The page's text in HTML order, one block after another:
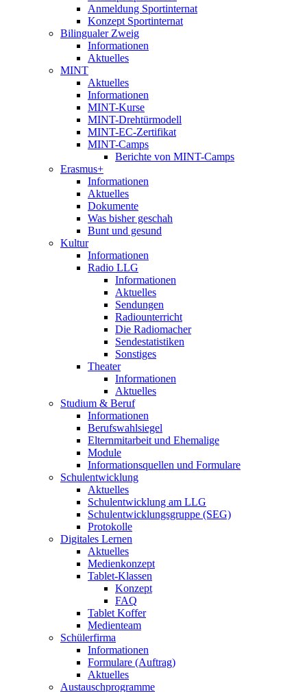
Anmeldung Sportinternat
Konzept Sportinternat
Bilingualer Zweig
Informationen
Aktuelles
MINT
Aktuelles
Informationen
MINT-Kurse
MINT-Drehtürmodell
MINT-EC-Zertifikat
MINT-Camps
Berichte von MINT-Camps
Erasmus+
Informationen
Aktuelles
Dokumente
Was bisher geschah
Bunt und gesund
Kultur
Informationen
Radio LLG
Informationen
Aktuelles
Sendungen
Radiounterricht
Die Radiomacher
Sendestatistiken
Sonstiges
Theater
Informationen
Aktuelles
Studium & Beruf
Informationen
Berufswahlsiegel
Elternmitarbeit und Ehemalige
Module
Informationsquellen und Formulare
Schulentwicklung
Aktuelles
Schulentwicklung am LLG
Schulentwicklungsgruppe (SEG)
Protokolle
Digitales Lernen
Aktuelles
Medienkonzept
Tablet-Klassen
Konzept
FAQ
Tablet Koffer
Medienteam
Schülerfirma
Informationen
Formulare (Auftrag)
Aktuelles
Austauschprogramme